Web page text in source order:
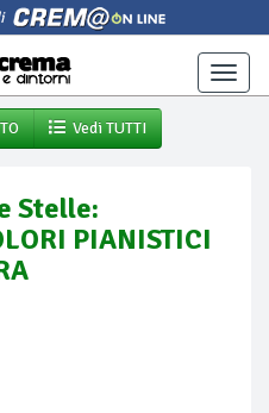
Toggle
Vedi TUTTI
Stelle:
PIANISTICI